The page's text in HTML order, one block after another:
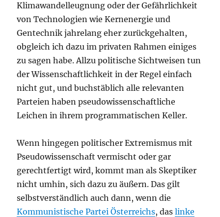
Klimawandelleugnung oder der Gefährlichkeit
von Technologien wie Kernenergie und
Gentechnik jahrelang eher zurückgehalten,
obgleich ich dazu im privaten Rahmen einiges
zu sagen habe. Allzu politische Sichtweisen tun
der Wissenschaftlichkeit in der Regel einfach
nicht gut, und buchstäblich alle relevanten
Parteien haben pseudowissenschaftliche
Leichen in ihrem programmatischen Keller.
Wenn hingegen politischer Extremismus mit
Pseudowissenschaft vermischt oder gar
gerechtfertigt wird, kommt man als Skeptiker
nicht umhin, sich dazu zu äußern. Das gilt
selbstverständlich auch dann, wenn die
Kommunistische Partei Österreichs, daslinke